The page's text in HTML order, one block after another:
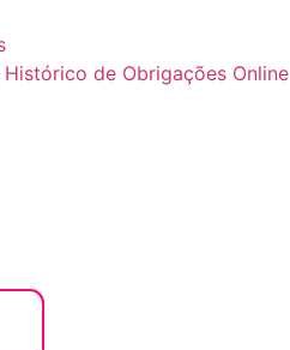
de Obrigações Online